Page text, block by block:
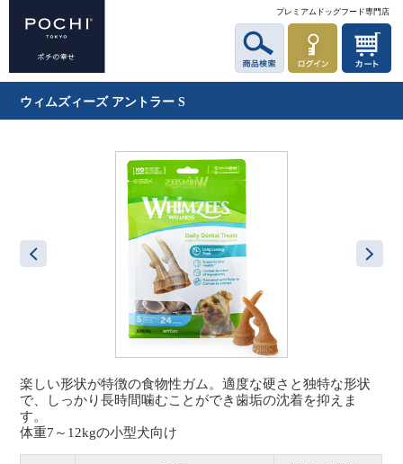
プレミアムドッグフード専門店
ウィムズィーズ アントラー S
楽しい形状が特徴の食物性ガム。適度な硬さと独特な形状
で、しっかり長時間噛むことができ歯垢の沈着を抑えま
す。
体重7～12kgの小型犬向け